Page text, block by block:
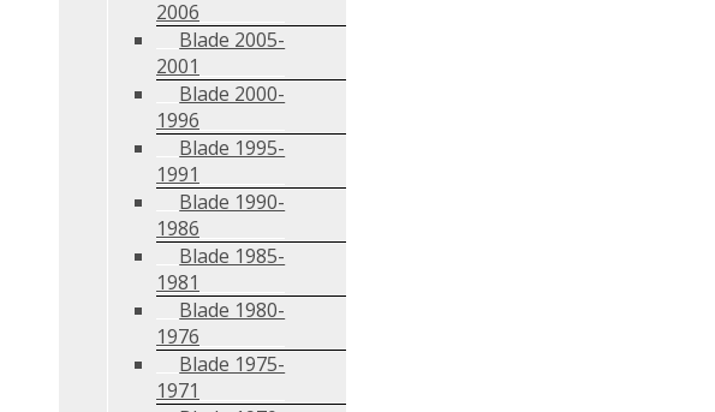
2006
Blade 2005-
2001
Blade 2000-
1996
Blade 1995-
1991
Blade 1990-
1986
Blade 1985-
1981
Blade 1980-
1976
Blade 1975-
1971